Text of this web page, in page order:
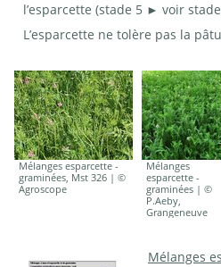
l’esparcette (stade 5 ► voir
L’esparcette ne tolère pas la
Mélanges esparcette -
graminées, Mst 326 | ©
Agroscope
Mélanges
esparcette -
graminées | ©
P.Aeby,
Grangeneuve
Mélanges